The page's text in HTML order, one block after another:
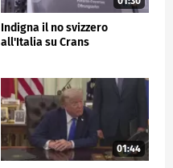
Indigna il no svizzero
all'Italia su Crans
01:44